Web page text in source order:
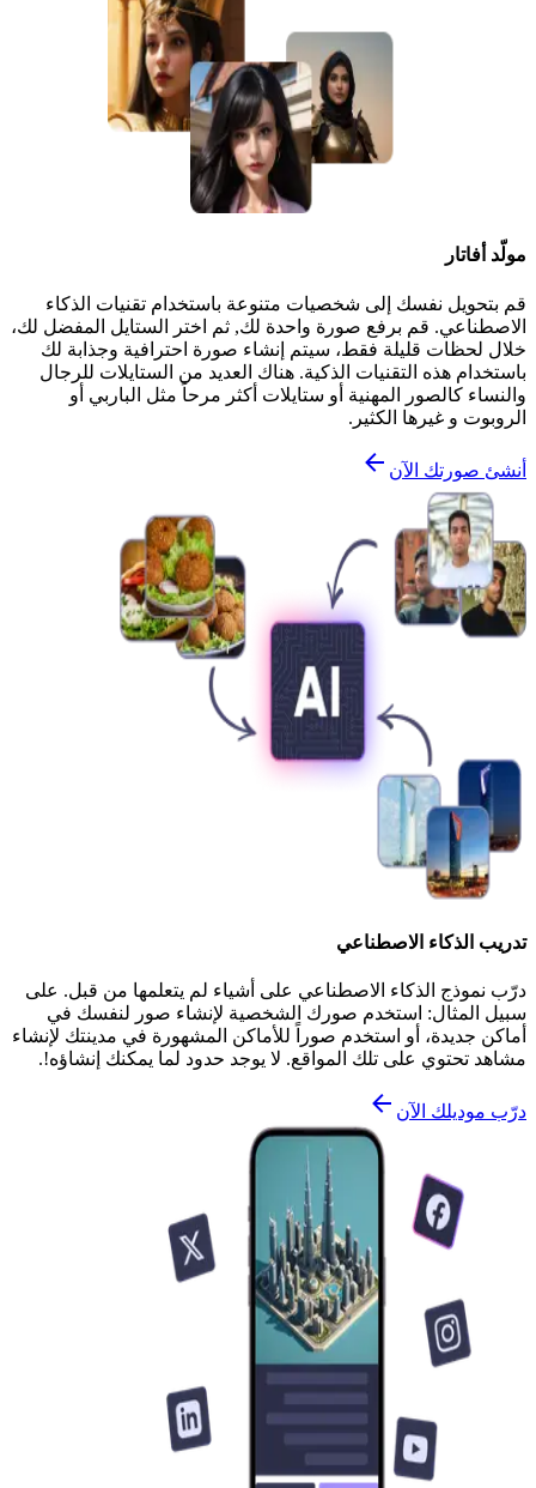
مولّد أفاتار
قم بتحويل نفسك إلى شخصيات متنوعة باستخدام تقنيات الذكاء
الاصطناعي. قم برفع صورة واحدة لك, ثم اختر الستايل المفضل لك،
خلال لحظات قليلة فقط، سيتم إنشاء صورة احترافية وجذابة لك
باستخدام هذه التقنيات الذكية. هناك العديد من الستايلات للرجال
والنساء كالصور المهنية أو ستايلات أكثر مرحاً مثل الباربي أو
الروبوت و غيرها الكثير.
أنشئ صورتك الآن
تدريب الذكاء الاصطناعي
درّب نموذج الذكاء الاصطناعي على أشياء لم يتعلمها من قبل. على
سبيل المثال: استخدم صورك الشخصية لإنشاء صور لنفسك في
أماكن جديدة، أو استخدم صوراً للأماكن المشهورة في مدينتك لإنشاء
مشاهد تحتوي على تلك المواقع. لا يوجد حدود لما يمكنك إنشاؤه!.
درّب موديلك الآن